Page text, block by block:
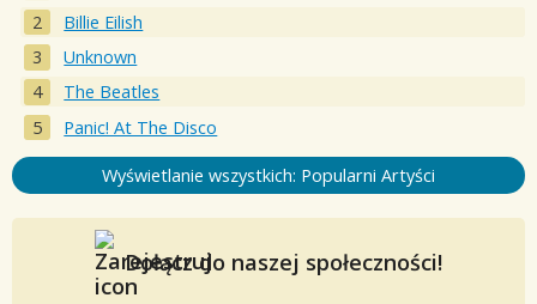
Billie Eilish
Unknown
The Beatles
Panic! At The Disco
Wyświetlanie wszystkich: Popularni Artyści
Dołącz do naszej społeczności!